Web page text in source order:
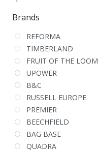
Brands
REFORMA
TIMBERLAND
FRUIT OF THE LOOM
UPOWER
B&C
RUSSELL EUROPE
PREMIER
BEECHFIELD
BAG BASE
QUADRA